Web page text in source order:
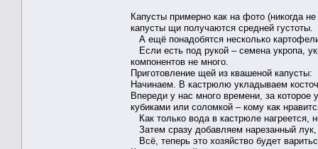
Капусты примерно как на фото (никогда
капусты щи получаются средней густоты.
А ещё понадобятся несколько
Если есть под рукой – семена укропа,
компонентов не много.
Приготовление щей из квашеной капусты:
Начинаем. В кастрюлю укладываем
Впереди у нас много времени, за
кубиками или соломкой – кому как
Как только вода в кастрюле нагреется,
Затем сразу добавляем нарезанный
Всё, теперь это хозяйство будет